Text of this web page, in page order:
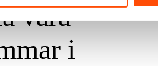
våra
i